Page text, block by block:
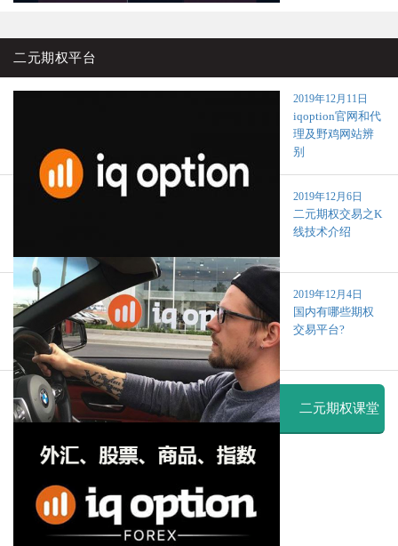
二元期权平台
2019年12月11日
iqoption官网和代
理及野鸡网站辨
别
2019年12月6日
二元期权交易之K
线技术介绍
2019年12月4日
国内有哪些期权
交易平台?
二元期权课堂